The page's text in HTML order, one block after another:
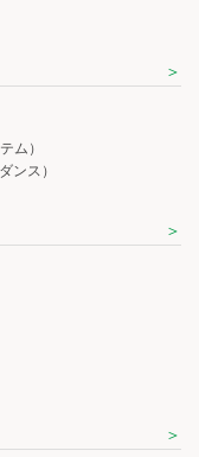
ム）
ンス）